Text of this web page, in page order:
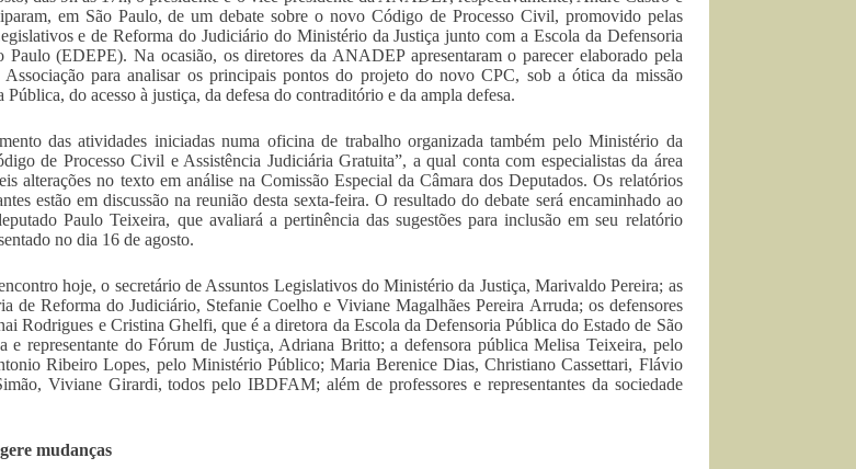
em São Paulo, de um debate sobre o novo Código de Processo Civil, promovido pelas
e de Reforma do Judiciário do Ministério da Justiça junto com a Escola da Defensoria
Paulo (EDEPE). Na ocasião, os diretores da ANADEP apresentaram o parecer elaborado pela
Associação para analisar os principais pontos do projeto do novo CPC, sob a ótica da missão
do acesso à justiça, da defesa do contraditório e da ampla defesa.
das atividades iniciadas numa oficina de trabalho organizada também pelo Ministério da
de Processo Civil e Assistência Judiciária Gratuita”, a qual conta com especialistas da área
alterações no texto em análise na Comissão Especial da Câmara dos Deputados. Os relatórios
estão em discussão na reunião desta sexta-feira. O resultado do debate será encaminhado ao
Paulo Teixeira, que avaliará a pertinência das sugestões para inclusão em seu relatório
no dia 16 de agosto.
hoje, o secretário de Assuntos Legislativos do Ministério da Justiça, Marivaldo Pereira; as
de Reforma do Judiciário, Stefanie Coelho e Viviane Magalhães Pereira Arruda; os defensores
Rodrigues e Cristina Ghelfi, que é a diretora da Escola da Defensoria Pública do Estado de São
e representante do Fórum de Justiça, Adriana Britto; a defensora pública Melisa Teixeira, pelo
Ribeiro Lopes, pelo Ministério Público; Maria Berenice Dias, Christiano Cassettari, Flávio
Viviane Girardi, todos pelo IBDFAM; além de professores e representantes da sociedade
mudanças